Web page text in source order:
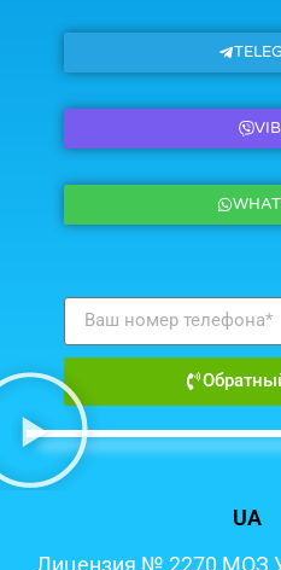
Лицензия № 2270 МОЗ
UA